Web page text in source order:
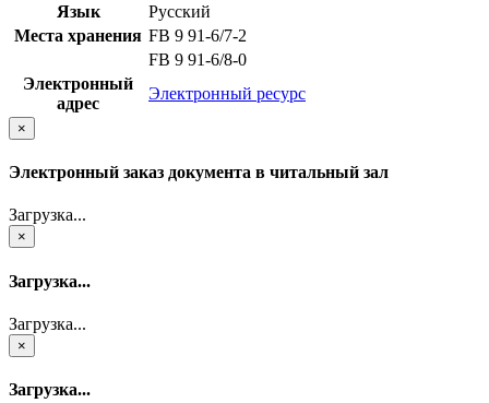
Язык
Русский
Места хранения FB 9 91-6/7-2
FB 9 91-6/8-0
Электронный
адрес
Электронный ресурс
×
Электронный заказ документа в читальный зал
Загрузка...
×
Загрузка...
Загрузка...
×
Загрузка...